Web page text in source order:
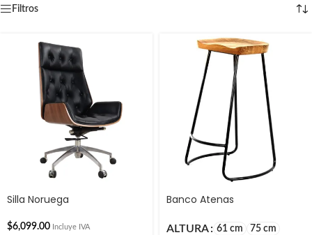
Filtros
Silla Noruega
$6,099.00 Incluye IVA
Banco Atenas
ALTURA 61 cm 75 cm